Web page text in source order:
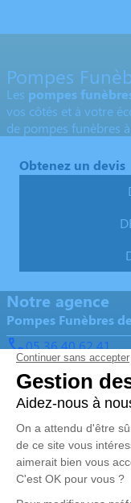
Pompes
Les pompes
vos côtés et à votre
de pompes funèbres à
Obtenez un devis
Notre agence
Pompes Funèbres
05 36 40 62 41
2 Moulin du Pont
5/5 - 261 avis
Nos Services
Organiser des
Monuments
Services aux familles